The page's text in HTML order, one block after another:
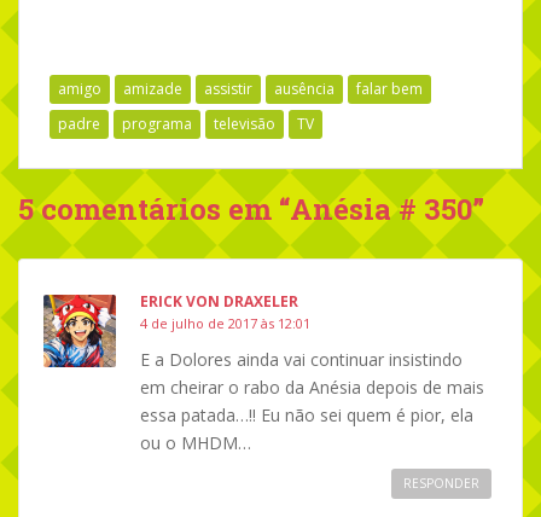
amigo amizade assistir ausência
falar bem
padre
programa televisão TV
5 comentários em “Anésia # 350”
ERICK VON DRAXELER
4 de julho de 2017 às 12:01
E a Dolores ainda vai continuar insistindo
em cheirar o rabo da Anésia depois de mais
essa patada…!! Eu não sei quem é pior, ela
ou o MHDM…
RESPONDER